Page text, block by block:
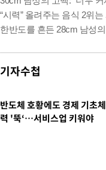
기자수첩
반도체 호황에도 경제 기초체
력 '뚝‘…서비스업 키워야